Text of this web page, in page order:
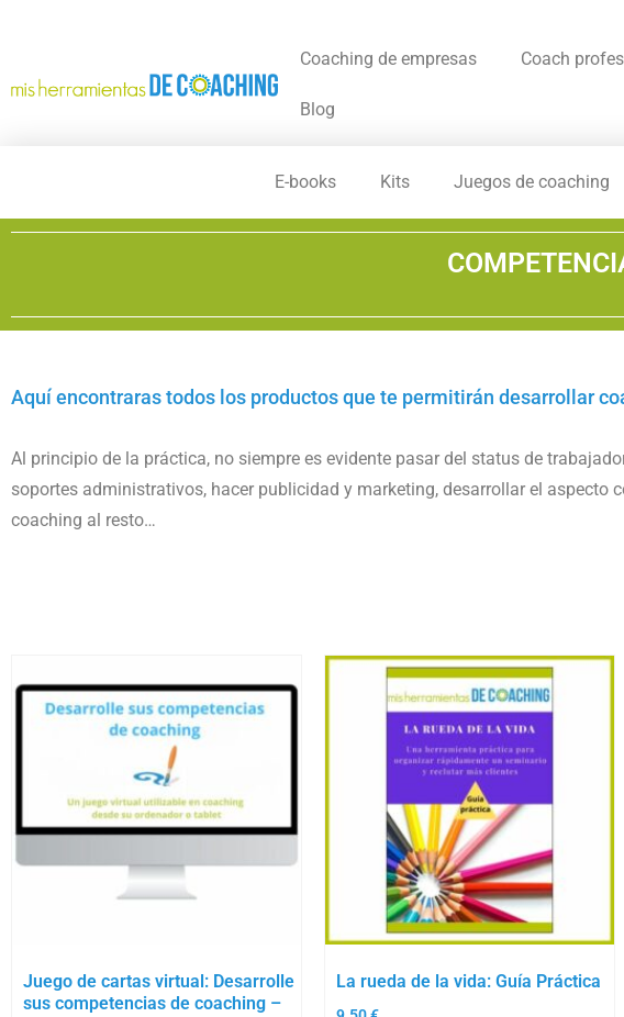
Coaching de empresas Coach
Blog
E-books Kits Juegos de coaching
Aquí encontraras todos los productos que te permitirán desarrollar
Al principio de la práctica, no siempre es evidente pasar del status de
soportes administrativos, hacer publicidad y marketing, desarrollar el aspecto
coaching al resto…
Juego de cartas virtual: Desarrolle
sus competencias de coaching –
La rueda de la vida: Guía Práctica